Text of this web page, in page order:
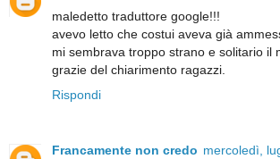
maledetto traduttore google!!!
avevo letto che costui aveva già
mi sembrava troppo strano e solitario il
grazie del chiarimento ragazzi.
Rispondi
Francamente non credo mercoledì,